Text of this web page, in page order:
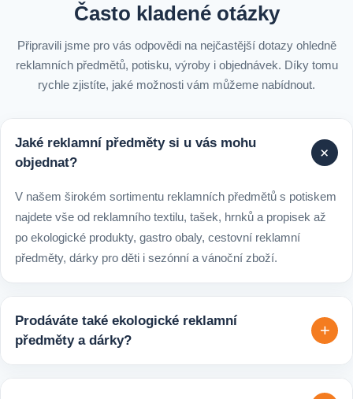
Často kladené otázky
Připravili jsme pro vás odpovědi na nejčastější dotazy ohledně
reklamních předmětů, potisku, výroby i objednávek. Díky tomu
rychle zjistíte, jaké možnosti vám můžeme nabídnout.
Jaké reklamní předměty si u vás mohu
objednat?
+
V našem širokém sortimentu reklamních předmětů s potiskem
najdete vše od reklamního textilu, tašek, hrnků a propisek až
po ekologické produkty, gastro obaly, cestovní reklamní
předměty, dárky pro děti i sezónní a vánoční zboží.
Prodáváte také ekologické reklamní
předměty a dárky?
+
reklamních předmětů. K dispozici jsou i ekologicky udržitelné